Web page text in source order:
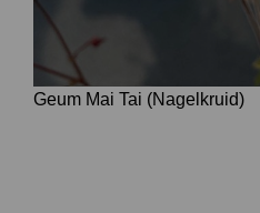
Geum Mai Tai (Nagelkruid)